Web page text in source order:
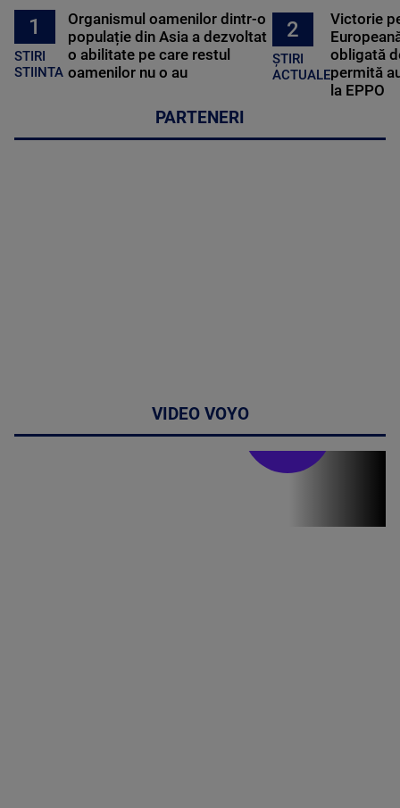
1
STIRI
STIINTA
Organismul oamenilor dintr-o
populație din Asia a dezvoltat
o abilitate pe care restul
oamenilor nu o au
2
ȘTIRI
ACTUALE
Victorie
obligată
permită
la EPPO
PARTENERI
VIDEO VOYO